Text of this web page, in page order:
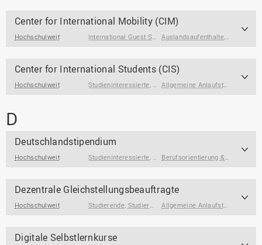
Center for International Mobility (CIM)
Hochschulweit International Guest Students ,Studierende
Auslandsaufenthalte,
Center for International Students (CIS)
Hochschulweit Studieninteressierte, International Degree Seeking
Allgemeine Anlaufstellen
D
Deutschlandstipendium
Hochschulweit Studieninteressierte, Studienanfänger*innen,Studierende
Berufsorientierung & Profilbildung
Dezentrale Gleichstellungsbeauftragte
Hochschulweit Studierende, Studierende mit Sorgeverantwortung Allgemeine Anlaufstellen
Digitale Selbstlernkurse